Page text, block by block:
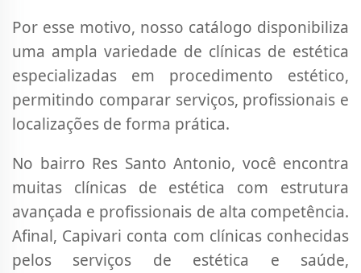
Por esse motivo, nosso catálogo disponibiliza
uma ampla variedade de clínicas de estética
especializadas em procedimento estético,
permitindo comparar serviços, profissionais e
localizações de forma prática.
No bairro Res Santo Antonio, você encontra
muitas clínicas de estética com estrutura
avançada e profissionais de alta competência.
Afinal, Capivari conta com clínicas conhecidas
pelos serviços de estética e saúde,